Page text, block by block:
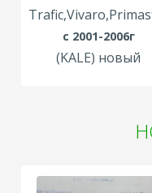
с 2001-2006г
(KALE) новый